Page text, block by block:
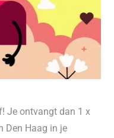
Je ontvangt dan 1 x
Den Haag in je